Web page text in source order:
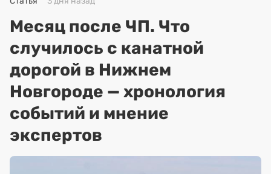
Месяц после ЧП. Что
случилось с канатной
дорогой в Нижнем
Новгороде — хронология
событий и мнение
экспертов